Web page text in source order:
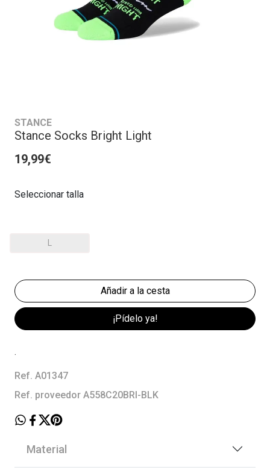
STANCE
Stance Socks Bright Light
19,99€
Seleccionar talla
¡Pídelo ya!
.
Ref. A01347
Ref. proveedor A558C20BRI-BLK
Material